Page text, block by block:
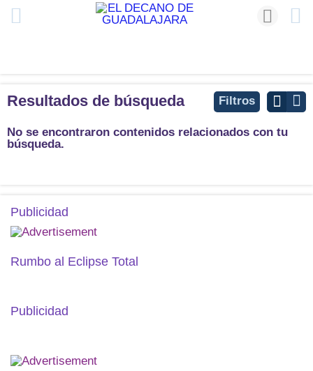
Filtros
Resultados de búsqueda
No se encontraron contenidos relacionados con tu
búsqueda.
Publicidad
Rumbo al Eclipse Total
Publicidad